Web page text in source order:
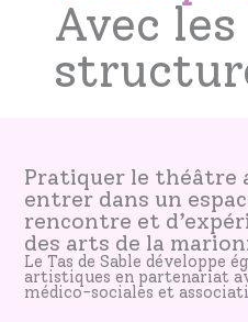
Avec les
Pratiquer le théâtre
entrer dans un
rencontre et
des arts de la
Le Tas de Sable développe
artistiques en partenariat
médico-sociales et